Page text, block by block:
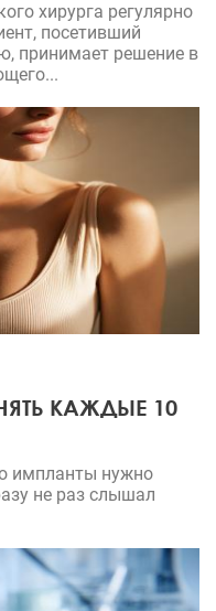
хирурга регулярно
посетивший
принимает решение в
КАЖДЫЕ 10
импланты нужно
не раз слышал